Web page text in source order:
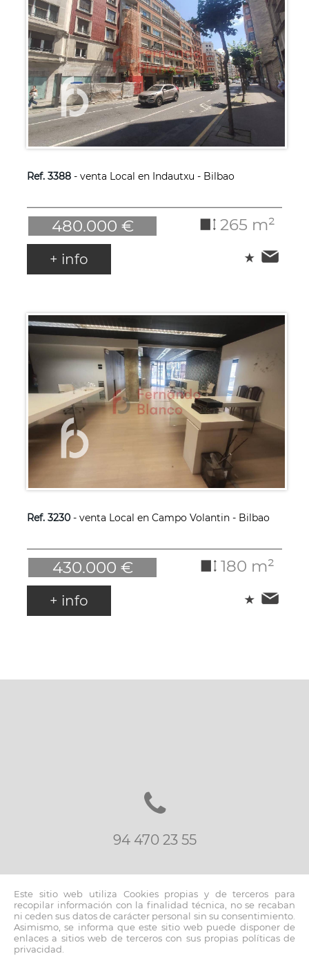
Ref. 3388- venta Local en Indautxu - Bilbao
480.000 € 265 m²
+ info
Ref. 3230- venta Local en Campo Volantin - Bilbao
430.000 € 180 m²
+ info
94 470 23 55
inmo@fernandoblancoapi.com
Este sitio web utiliza Cookies propias y de terceros para
recopilar información con la finalidad técnica, no se recaban
ni ceden sus datos de carácter personal sin su consentimiento.
Asimismo, se informa que este sitio web puede disponer de
enlaces a sitios web de terceros con sus propias políticas de
privacidad.